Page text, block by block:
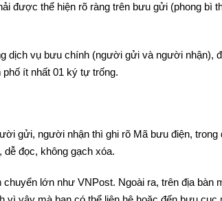
được thể hiện rõ ràng trên bưu gửi (phong bì
dịch vụ bưu chính (người gửi và người nhận),
ít nhất 01 ký tự trống.
gửi, người nhận thì ghi rõ Mã bưu điện, trong
đọc, không gạch xóa.
lớn như VNPost. Ngoài ra, trên địa bàn